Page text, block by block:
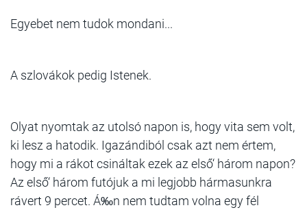
Egyebet nem tudok mondani...
A szlovákok pedig Istenek.
Olyat nyomtak az utolsó napon is, hogy vita sem volt,
ki lesz a hatodik. Igazándiból csak azt nem értem,
hogy mi a rákot csináltak ezek az első‘ három napon?
Az első‘ három futójuk a mi legjobb hármasunkra
rávert 9 percet. Á‰n nem tudtam volna egy fél